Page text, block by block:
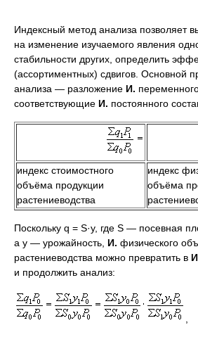
Индексный метод анализа позволяет
на изменение изучаемого явления
стабильности других, определить
(ассортиментных) сдвигов. Основной
анализа — разложение И.
соответствующие И. постоянного
индекс стоимостного
объёма продукции
растениеводства
индекс
объёма
Поскольку q = S·y, где S — посевная
а y — урожайность, И. физического
растениеводства можно превратить в
и продолжить анализ: